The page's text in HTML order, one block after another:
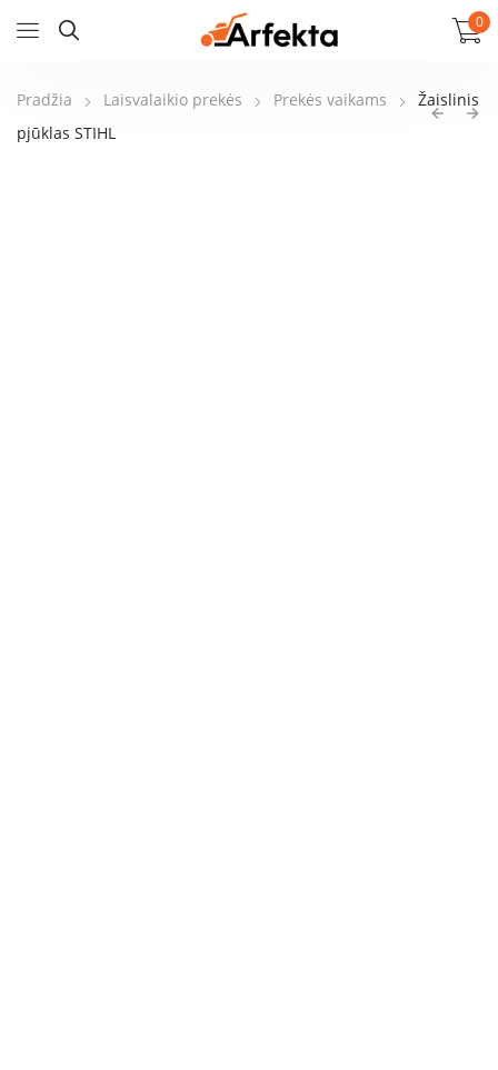
0
Pradžia Laisvalaikio prekės Prekės vaikams
Žaislinis
pjūklas STIHL